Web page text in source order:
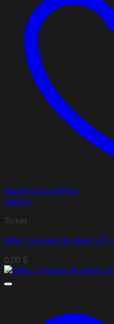
Ajouter à la wishlist
Aperçu
Ticket
Billet : Groupe de pères (27
0,00 $